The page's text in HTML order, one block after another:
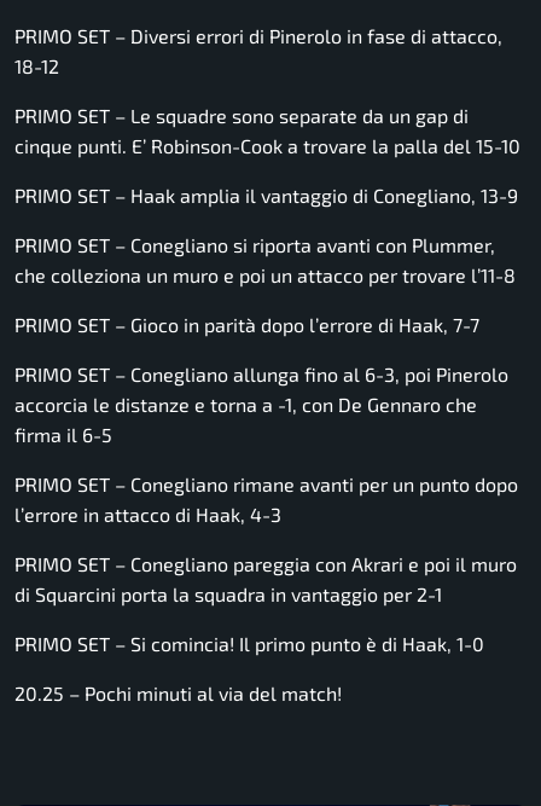
PRIMO SET – Diversi errori di Pinerolo in fase di attacco,
18-12
PRIMO SET – Le squadre sono separate da un gap di
cinque punti. E’ Robinson-Cook a trovare la palla del 15-10
PRIMO SET – Haak amplia il vantaggio di Conegliano, 13-9
PRIMO SET – Conegliano si riporta avanti con Plummer,
che colleziona un muro e poi un attacco per trovare l’11-8
PRIMO SET – Gioco in parità dopo l’errore di Haak, 7-7
PRIMO SET – Conegliano allunga fino al 6-3, poi Pinerolo
accorcia le distanze e torna a -1, con De Gennaro che
firma il 6-5
PRIMO SET – Conegliano rimane avanti per un punto dopo
l’errore in attacco di Haak, 4-3
PRIMO SET – Conegliano pareggia con Akrari e poi il muro
di Squarcini porta la squadra in vantaggio per 2-1
PRIMO SET – Si comincia! Il primo punto è di Haak, 1-0
20.25 – Pochi minuti al via del match!